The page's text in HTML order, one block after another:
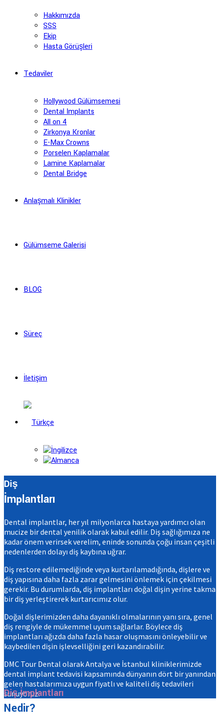
Hakkımızda
SSS
Ekip
Hasta Görüşleri
Tedaviler
Hollywood Gülümsemesi
Dental Implants
All on 4
Zirkonya Kronlar
E-Max Crowns
Porselen Kaplamalar
Lamine Kaplamalar
Dental Bridge
Anlaşmalı Klinikler
Gülümseme Galerisi
BLOG
Süreç
İletişim
Diş
İmplantları
Dental implantlar, her yıl milyonlarca hastaya yardımcı olan
mucize bir dental yenilik olarak kabul edilir. Diş sağlığımıza ne
kadar önem verirsek verelim, eninde sonunda çoğu insan çeşitli
nedenlerden dolayı diş kaybına uğrar.
Diş restore edilemediğinde veya kurtarılamadığında, dişlere ve
diş yapısına daha fazla zarar gelmesini önlemek için çekilmesi
gerekir. Bu durumlarda, diş implantları doğal dişin yerine takma
bir diş yerleştirerek kurtarıcımız olur.
Doğal dişlerimizden daha dayanıklı olmalarının yanı sıra, genel
diş rengiyle de mükemmel uyum sağlarlar. Böylece diş
implantları ağızda daha fazla hasar oluşmasını önleyebilir ve
kaybedilen dişin işlevselliğini geri kazandırabilir.
DMC Tour Dental olarak Antalya ve İstanbul kliniklerimizde
dental implant tedavisi kapsamında dünyanın dört bir yanından
gelen hastalarımıza uygun fiyatlı ve kaliteli diş tedavileri
sunuyoruz.
Diş İmplantları
Nedir?